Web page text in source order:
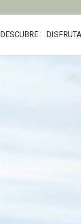
DESCUBRE DISFRUTA